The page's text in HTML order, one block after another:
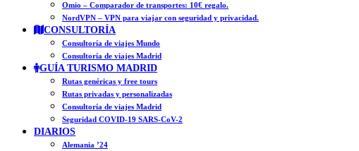
Omio – Comparador de transportes: 10€ regalo.
NordVPN – VPN para viajar con seguridad y privacidad.
CONSULTORÍA
Consultoría de viajes Mundo
Consultoría de viajes Madrid
GUÍA TURISMO MADRID
Rutas genéricas y free tours
Rutas privadas y personalizadas
Consultoría de viajes Madrid
Seguridad COVID-19 SARS-CoV-2
DIARIOS
Alemania ’24